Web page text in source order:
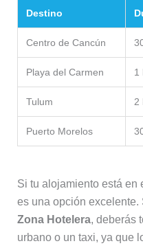
Destino
Centro de Cancún
Playa del Carmen 1
Tulum 2
Puerto Morelos
Si tu alojamiento está en
es una opción
Zona Hotelera, deberás
urbano o un taxi, ya que